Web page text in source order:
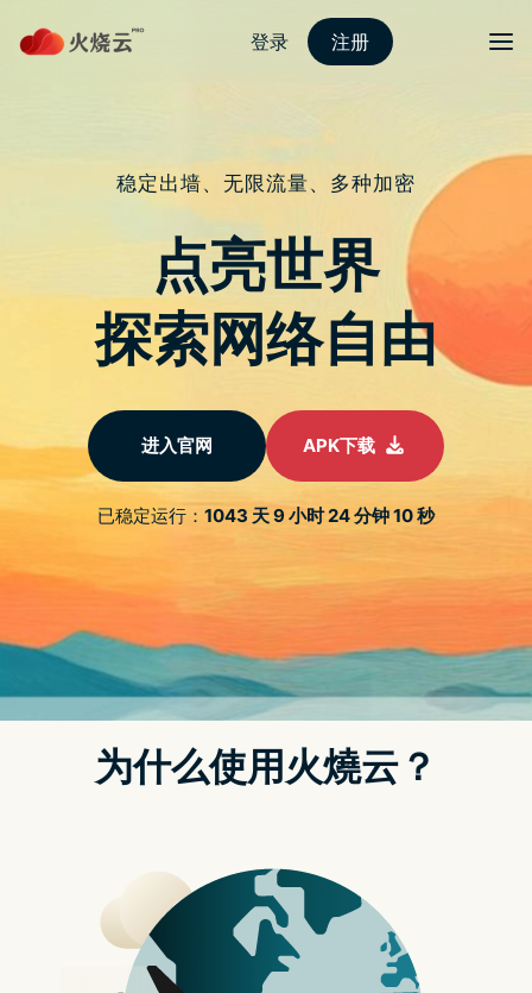
nordvpn 安卓
2021 年轰动全球的「游戏驿站轧空
事件」首部改编纪录片正式公开预告
片
于2022 年 1 月 23 日 由nordvpn国内能用吗
就在 2021 年 1 月，曾因疫情以及游戏数位化等问题而不断
面临一蹶不振的知名实体游戏零售商「游戏驿站」
(GameStop) 在 Reddit 「Wall Street Bets」讨论版乡民的推
波助澜下占据了各大媒体的版面。当时这间公司的股票出现
点的 190 倍高峰，这也让希望利用这间公司进行对冲的基
金公司损失惨重，而这整个事件在那之後也持续延烧了好几
个月的时间。而这场 Reddit 乡民大战华尔街投资客的事件
很快就吸引到了许多电影公司的注意，无论是米高梅
(MGM) 或是 Netflix 都表示有意要推出改编电影或纪录片。
(GameStop: Rise to the Players) 也终於推出了首支预告
片，成为了有史以来第一部以此事件为主题的电影作品。
整场「游戏驿站轧空事件」的起源，并访问了多位影响这场
重大历史事件的关键人物，也收录了大量相关画面。
「聚焦在这场轰动全球商业大事件的人性面，《游戏驿站：
玩家的崛起》是一部关於大卫击败歌利亚的故事，讲述了一